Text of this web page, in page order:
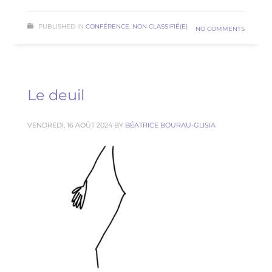
PUBLISHED IN CONFÉRENCE NON CLASSIFIÉ(E) NO COMMENTS
Le deuil
VENDREDI, 16 AOÛT 2024 BY BÉATRICE BOURAU-GLISIA